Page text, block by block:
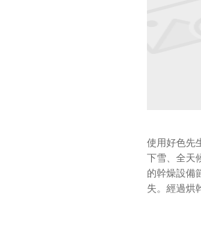
使用好色先
下雪、全天
的幹燥設備
失。經過烘